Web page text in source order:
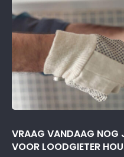
VRAAG VANDAAG NOG
VOOR LOODGIETER